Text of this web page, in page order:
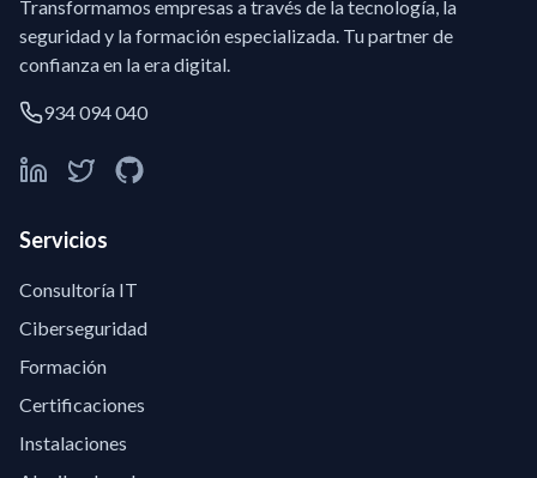
Transformamos empresas a través de la tecnología, la
seguridad y la formación especializada. Tu partner de
confianza en la era digital.
934 094 040
Servicios
Consultoría IT
Ciberseguridad
Formación
Certificaciones
Instalaciones